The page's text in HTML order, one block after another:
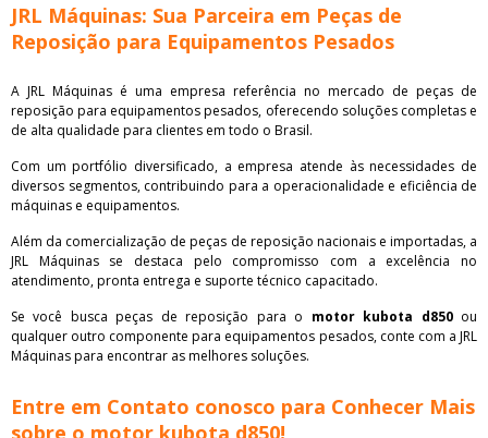
JRL Máquinas: Sua Parceira em Peças de
Reposição para Equipamentos Pesados
A JRL Máquinas é uma empresa referência no mercado de peças de
reposição para equipamentos pesados, oferecendo soluções completas e
de alta qualidade para clientes em todo o Brasil.
Com um portfólio diversificado, a empresa atende às necessidades de
diversos segmentos, contribuindo para a operacionalidade e eficiência de
máquinas e equipamentos.
Além da comercialização de peças de reposição nacionais e importadas, a
JRL Máquinas se destaca pelo compromisso com a excelência no
atendimento, pronta entrega e suporte técnico capacitado.
Se você busca peças de reposição para o motor kubota d850ou
qualquer outro componente para equipamentos pesados, conte com a JRL
Máquinas para encontrar as melhores soluções.
Entre em Contato conosco para Conhecer Mais
sobre o motor kubota d850!